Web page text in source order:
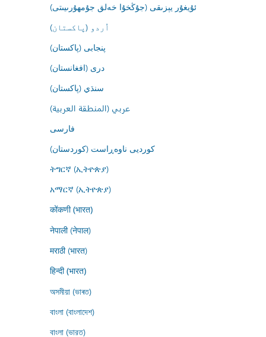
ئۇيغۇر يېزىقى (جۇڭخۇا خەلق جۇمھۇرىيىتى)
اُردو (پاکستان)
پنجابی (پاکستان)
درى (افغانستان)
سنڌي (پاکستان)
عربي (المنطقة العربية)
فارسى
کوردیی ناوەڕاست (کوردستان)
ትግርኛ (ኢትዮጵያ)
አማርኛ (ኢትዮጵያ)
कोंकणी (भारत)
नेपाली (नेपाल)
मराठी (भारत)
हिन्दी (भारत)
অসমীয়া (ভাৰত)
বাংলা (বাংলাদেশ)
বাংলা (ভারত)